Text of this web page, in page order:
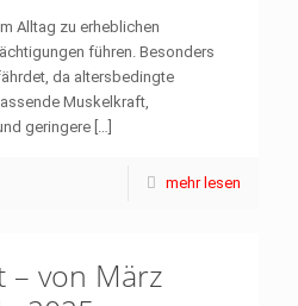
Alltag zu erheblichen
führen. Besonders
da altersbedingte
Muskelkraft,
geringere […]
mehr lesen
– von März